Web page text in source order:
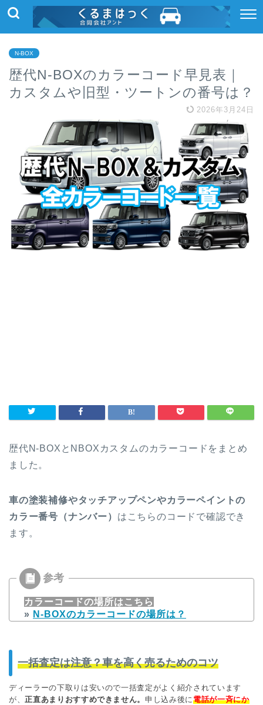
N-BOX
歴代N-BOXのカラーコード早見表｜
カスタムや旧型・ツートンの番号は？
2026年3月24日
歴代N-BOXとNBOXカスタムのカラーコードをまとめ
ました。
車の塗装補修やタッチアップペンやカラーペイントの
カラー番号（ナンバー） はこちらのコードで確認でき
ます。
カラーコードの場所はこちら
» N-BOXのカラーコードの場所は？
一括査定は注意？車を高く売るためのコツ
ディーラーの下取りは安いので一括査定がよく紹介されています
が、正直あまりおすすめできません。申し込み後に 電話が一斉にか